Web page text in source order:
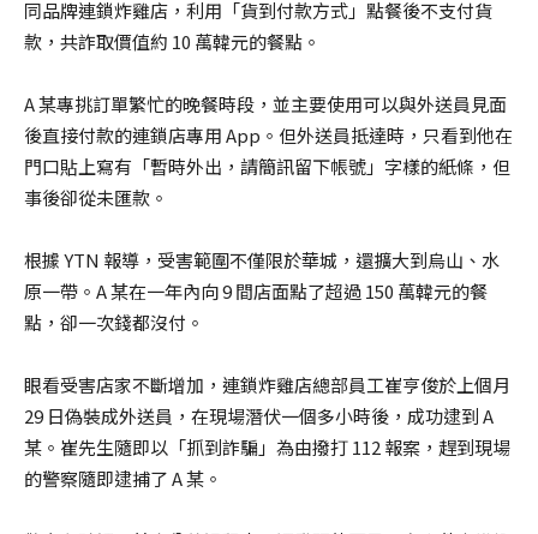
同品牌連鎖炸雞店，利用「貨到付款方式」點餐後不支付貨
款，共詐取價值約 10 萬韓元的餐點。
A 某專挑訂單繁忙的晚餐時段，並主要使用可以與外送員見面
後直接付款的連鎖店專用 App。但外送員抵達時，只看到他在
門口貼上寫有「暫時外出，請簡訊留下帳號」字樣的紙條，但
事後卻從未匯款。
根據 YTN 報導，受害範圍不僅限於華城，還擴大到烏山、水
原一帶。A 某在一年內向 9 間店面點了超過 150 萬韓元的餐
點，卻一次錢都沒付。
眼看受害店家不斷增加，連鎖炸雞店總部員工崔亨俊於上個月
29 日偽裝成外送員，在現場潛伏一個多小時後，成功逮到 A
某。崔先生隨即以「抓到詐騙」為由撥打 112 報案，趕到現場
的警察隨即逮捕了 A 某。